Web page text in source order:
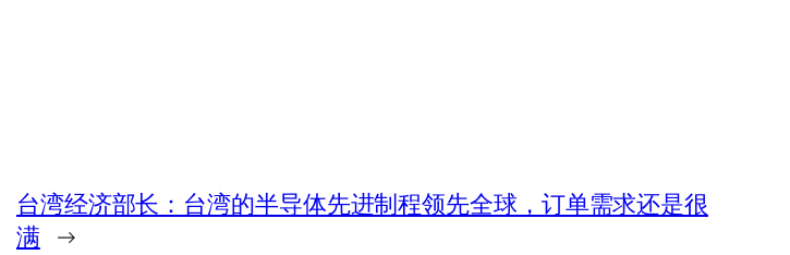
台湾经济部长：台湾的半导体先进制程领先全球，订单需求还是很
满 →